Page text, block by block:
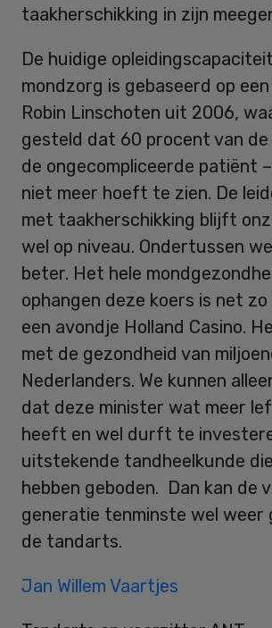
taakherschikking in zijn
De huidige
mondzorg is gebaseerd op
Robin Linschoten uit 2006,
gesteld dat 60 procent van de
de ongecompliceerde patiënt
niet meer hoeft te zien. De
met taakherschikking blijft
wel op niveau. Ondertussen
beter. Het hele
ophangen deze koers is net
een avondje Holland Casino.
met de gezondheid van
Nederlanders. We kunnen
dat deze minister wat meer
heeft en wel durft te
uitstekende tandheelkunde
hebben geboden. Dan kan de
generatie tenminste wel weer
de tandarts.
Jan Willem Vaartjes